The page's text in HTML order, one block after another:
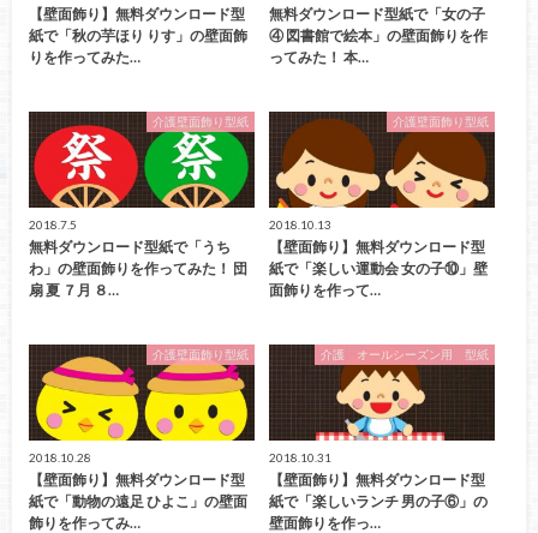
【壁面飾り】無料ダウンロード型
紙で「秋の芋ほり りす」の壁面飾
りを作ってみた…
無料ダウンロード型紙で「女の子
④ 図書館で絵本」の壁面飾りを作
ってみた！ 本…
介護壁面飾り型紙
2018.7.5
無料ダウンロード型紙で「うち
わ」の壁面飾りを作ってみた！ 団
扇 夏 ７月 ８…
介護壁面飾り型紙
2018.10.13
【壁面飾り】無料ダウンロード型
紙で「楽しい運動会 女の子⑩」壁
面飾りを作って…
介護壁面飾り型紙
2018.10.28
【壁面飾り】無料ダウンロード型
紙で「動物の遠足 ひよこ」の壁面
飾りを作ってみ…
介護 オールシーズン用 型紙
2018.10.31
【壁面飾り】無料ダウンロード型
紙で「楽しいランチ 男の子⑥」の
壁面飾りを作っ…